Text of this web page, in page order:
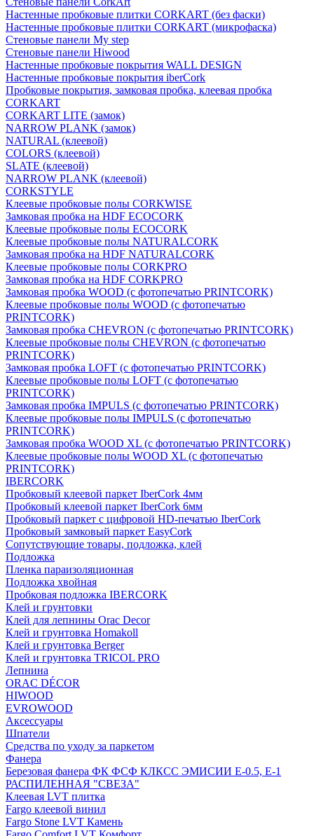
Настенные пробковые плитки CORKART (без фаски)
Настенные пробковые плитки CORKART (микрофаска)
Стеновые панели My step
Стеновые панели Hiwood
Настенные пробковые покрытия WALL DESIGN
Настенные пробковые покрытия iberCork
Пробковые покрытия, замковая пробка, клеевая пробка
CORKART
CORKART LITE (замок)
NARROW PLANK (замок)
NATURAL (клеевой)
COLORS (клеевой)
SLATE (клеевой)
NARROW PLANK (клеевой)
CORKSTYLE
Клеевые пробковые полы CORKWISE
Замковая пробка на HDF ECOCORK
Клеевые пробковые полы ECOCORK
Клеевые пробковые полы NATURALCORK
Замковая пробка на HDF NATURALCORK
Клеевые пробковые полы CORKPRO
Замковая пробка на HDF CORKPRO
Замковая пробка WOOD (с фотопечатью PRINTCORK)
Клеевые пробковые полы WOOD (с фотопечатью
PRINTCORK)
Замковая пробка CHEVRON (с фотопечатью PRINTCORK)
Клеевые пробковые полы CHEVRON (с фотопечатью
PRINTCORK)
Замковая пробка LOFT (с фотопечатью PRINTCORK)
Клеевые пробковые полы LOFT (с фотопечатью
PRINTCORK)
Замковая пробка IMPULS (с фотопечатью PRINTCORK)
Клеевые пробковые полы IMPULS (с фотопечатью
PRINTCORK)
Замковая пробка WOOD XL (с фотопечатью PRINTCORK)
Клеевые пробковые полы WOOD XL (с фотопечатью
PRINTCORK)
IBERCORK
Пробковый клеевой паркет IberCork 4мм
Пробковый клеевой паркет IberCork 6мм
Пробковый паркет с цифровой HD-печатью IberCork
Пробковый замковый паркет EasyCork
Сопутствующие товары, подложка, клей
Подложка
Пленка параизоляционная
Подложка хвойная
Пробковая подложка IBERCORK
Клей и грунтовки
Клей для лепнины Orac Decor
Клей и грунтовка Homakoll
Клей и грунтовка Berger
Клей и грунтовка TRICOL PRO
Лепнина
ORAC DÉCOR
HIWOOD
EVROWOOD
Аксессуары
Шпатели
Средства по уходу за паркетом
Фанера
Березовая фанера ФК ФСФ КЛКСС ЭМИСИИ Е-0.5, Е-1
РАСПИЛЕННАЯ "СВЕЗА"
Клеевая LVT плитка
Fargo клеевой винил
Fargo Stone LVT Камень